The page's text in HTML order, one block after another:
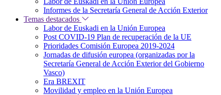
Informes de la Secretaría General de Acción Exterior
Temas destacados
Labor de Euskadi en la Unión Europea
Post COVID-19 Plan de recuperación de la UE
Prioridades Comisión Europea 2019-2024
Jornadas de difusión europea (organizadas por la
Secretaría General de Acción Exterior del Gobierno
Vasco)
Era BREXIT
Movilidad y empleo en la Unión Europea